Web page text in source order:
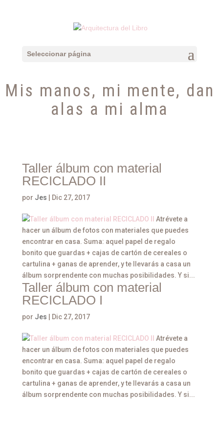
Seleccionar página
Mis manos, mi mente, dan
alas a mi alma
Taller álbum con material
RECICLADO II
por Jes Dic 27, 2017
Atrévete a
hacer un álbum de fotos con materiales que puedes
encontrar en casa. Suma: aquel papel de regalo
bonito que guardas + cajas de cartón de cereales o
cartulina + ganas de aprender, y te llevarás a casa un
álbum sorprendente con muchas posibilidades. Y si...
Taller álbum con material
RECICLADO I
por Jes Dic 27, 2017
Atrévete a
hacer un álbum de fotos con materiales que puedes
encontrar en casa. Suma: aquel papel de regalo
bonito que guardas + cajas de cartón de cereales o
cartulina + ganas de aprender, y te llevarás a casa un
álbum sorprendente con muchas posibilidades. Y si...